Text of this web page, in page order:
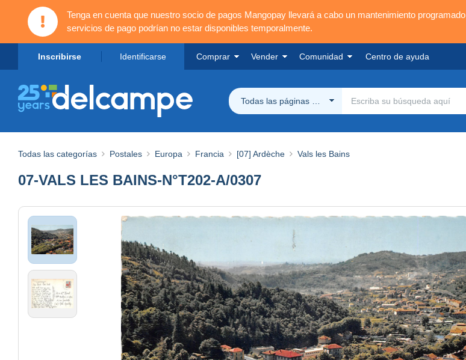
Tenga en cuenta que nuestro socio de pagos Mangopay llevará a cabo un mantenimiento programado
servicios de pago podrían no estar disponibles temporalmente.
Inscribirse Identificarse Comprar Vender Comunidad Centro de ayuda
Todas las páginas Delcampe
Todas las categorías Postales Europa Francia [07] Ardèche Vals les Bains
07-VALS LES BAINS-N°T202-A/0307